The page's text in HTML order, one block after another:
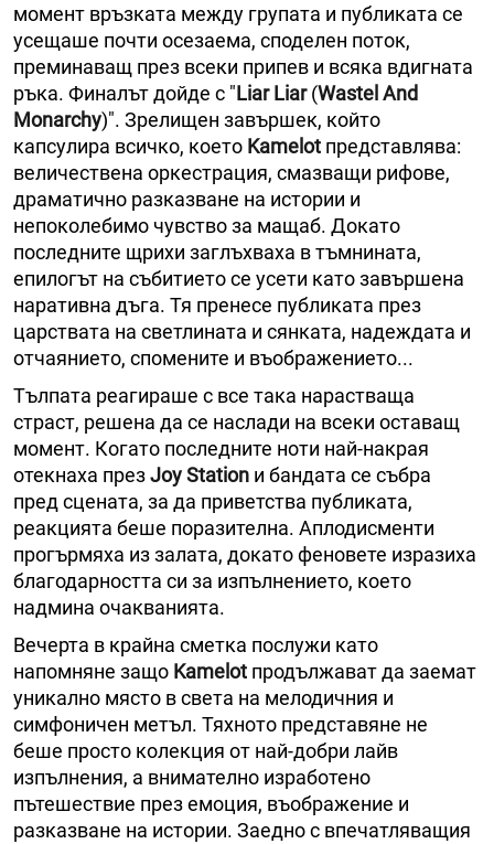
момент връзката между групата и публиката се
усещаше почти осезаема, споделен поток,
преминаващ през всеки припев и всяка вдигната
ръка. Финалът дойде с "Liar Liar(Wastel And
Monarchy)". Зрелищен завършек, който
капсулира всичко, което Kamelot представлява:
величествена оркестрация, смазващи рифове,
драматично разказване на истории и
непоколебимо чувство за мащаб. Докато
последните щрихи заглъхваха в тъмнината,
епилогът на събитието се усети като завършена
наративна дъга. Тя пренесе публиката през
царствата на светлината и сянката, надеждата и
отчаянието, спомените и въображението...
Тълпата реагираше с все така нарастваща
страст, решена да се наслади на всеки оставащ
момент. Когато последните ноти най-накрая
отекнаха презJoy Station и бандата се събра
пред сцената, за да приветства публиката,
реакцията беше поразителна. Аплодисменти
прогърмяха из залата, докато феновете изразиха
благодарността си за изпълнението, което
надмина очакванията.
Вечерта в крайна сметка послужи като
напомняне защо Kamelot продължават да заемат
уникално място в света на мелодичния и
симфоничен метъл. Тяхното представяне не
беше просто колекция от най-добри лайв
изпълнения, а внимателно изработено
пътешествие през емоция, въображение и
разказване на истории. Заедно с впечатляващия